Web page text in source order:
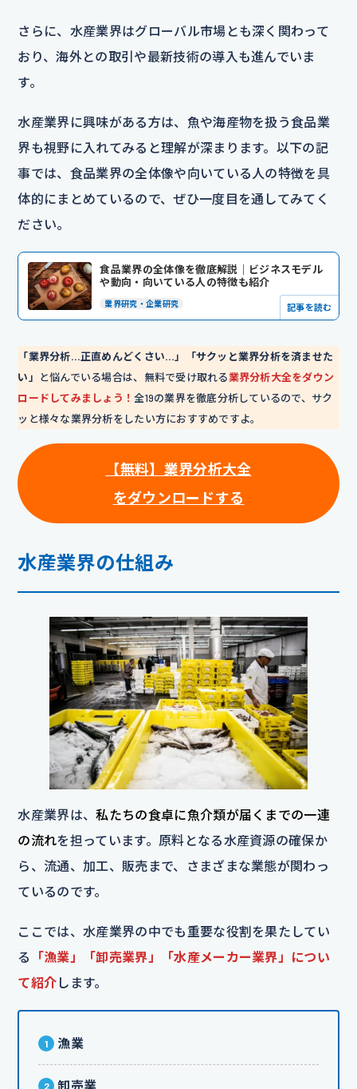
さらに、水産業界はグローバル市場とも深く関わって
おり、海外との取引や最新技術の導入も進んでいま
す。
水産業界に興味がある方は、魚や海産物を扱う食品業
界も視野に入れてみると理解が深まります。以下の記
事では、食品業界の全体像や向いている人の特徴を具
体的にまとめているので、ぜひ一度目を通してみてく
ださい。
食品業界の全体像を徹底解説｜ビジネスモデル
や動向・向いている人の特徴も紹介
業界研究・企業研究 記事を読む
「業界分析…正直めんどくさい…」「サクッと業界分析を済ませた
い」
と悩んでいる場合は、無料で受け取れる業界分析大全をダウン
ロードしてみましょう！全19の業界を徹底分析しているので、サク
ッと様々な業界分析をしたい方におすすめですよ。
【無料】業界分析大全
をダウンロードする
水産業界の仕組み
水産業界は、私たちの食卓に魚介類が届くまでの一連
の流れを担っています。原料となる水産資源の確保か
ら、流通、加工、販売まで、さまざまな業態が関わっ
ているのです。
ここでは、水産業界の中でも重要な役割を果たしてい
る
「漁業」「卸売業界」「水産メーカー業界」につい
て紹介 します。
漁業
卸売業